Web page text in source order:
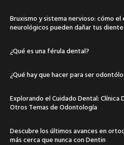
Bruxismo y sistema nervioso: cómo
neurológicos pueden dañar tus
¿Qué es una férula dental?
¿Qué hay que hacer para ser
Explorando el Cuidado Dental: Clínica
Otros Temas de Odontología
Descubre los últimos avances en
más cerca que nunca con Dentin